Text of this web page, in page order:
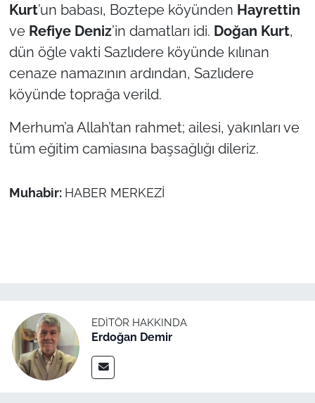
Kurt’un babası, Boztepe köyünden Hayrettin
ve Refiye Deniz’in damatları idi. Doğan Kurt,
dün öğle vakti Sazlıdere köyünde kılınan
cenaze namazının ardından, Sazlıdere
köyünde toprağa verild.
Merhum’a Allah’tan rahmet; ailesi, yakınları ve
tüm eğitim camiasına başsağlığı dileriz.
Muhabir: HABER MERKEZİ
EDITÖR HAKKINDA
Erdoğan Demir
Dış Haberler
Magazin
İş Dünyası
Bilim Teknoloji
Canlı Maç